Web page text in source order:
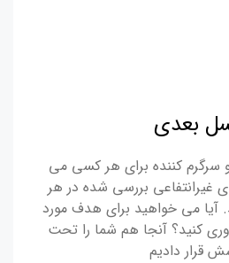
بعدی
سرگرم کننده برای هر کسی می
غیرانتفاعی بررسی شده در هر
آیا می خواهید برای هدف مورد
کنید؟ آنجا هم شما را تحت
قرار دادیم